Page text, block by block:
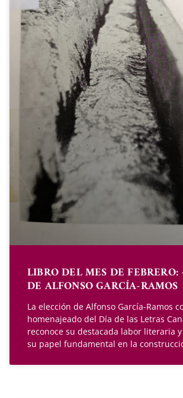
LIBRO DEL MES DE FEBRERO:
DE ALFONSO GARCÍA-RAMOS
La elección de Alfonso García-Ramos
homenajeado del Día de las Letras
reconoce su destacada labor literaria
su papel fundamental en la